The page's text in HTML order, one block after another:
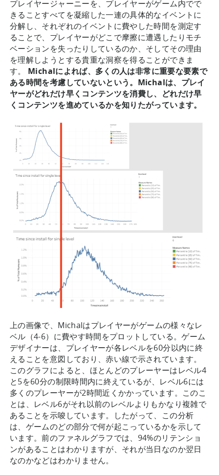
プレイヤージャーニーを、プレイヤーがゲーム内でで
きることすべてを凝縮した一連の具体的なイベントに
分解し、それぞれのイベントに費やした時間を測定す
ることで、プレイヤーがどこで摩擦に遭遇したりモチ
ベーションを失ったりしているのか、そしてその理由
を理解しようとする貴重な洞察を得ることができま
す。 Michalによれば、多くの人は非常に重要な要素で
ある時間を考慮していないという。Michalは、プレイ
ヤーがどれだけ早くコンテンツを消費し、どれだけ早
くコンテンツを進めているかを知りたがっています。
上の画像で、Michalはプレイヤーがゲームの様々なレ
ベル（4-6）に費やす時間をプロットしている。ゲーム
デザイナーは、プレイヤーが各レベルを60分以内に終
えることを意図しており、赤い線で示されています。
このグラフによると、ほとんどのプレーヤーはレベル4
と5を60分の制限時間内に終えているが、レベル6には
多くのプレーヤーが2時間近くかかっています。このこ
とは、レベル6がそれ以前のレベルよりもかなり複雑で
あることを示唆しています。したがって、この分析
は、ゲームのどの部分で何が起こっているかを示して
います。前のファネルグラフでは、94%のリテンショ
ンがあることはわかりますが、それが当日なのか翌日
なのかなどはわかりません。